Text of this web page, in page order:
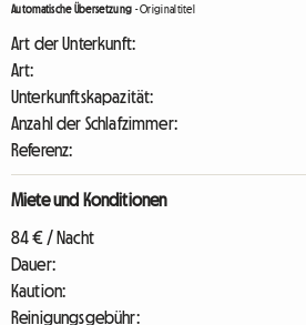
Automatische Übersetzung -Originaltitel
Art der Unterkunft:
Art:
Unterkunftskapazität:
Anzahl der Schlafzimmer:
Referenz:
Miete und Konditionen
84 € / Nacht
Dauer:
Kaution:
Reinigungsgebühr: